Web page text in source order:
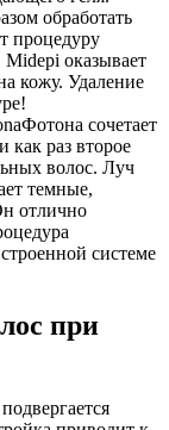
обработать
процедуру
оказывает
кожу. Удаление
сочетает
как раз второе
волос. Луч
темные,
отлично
системе
при